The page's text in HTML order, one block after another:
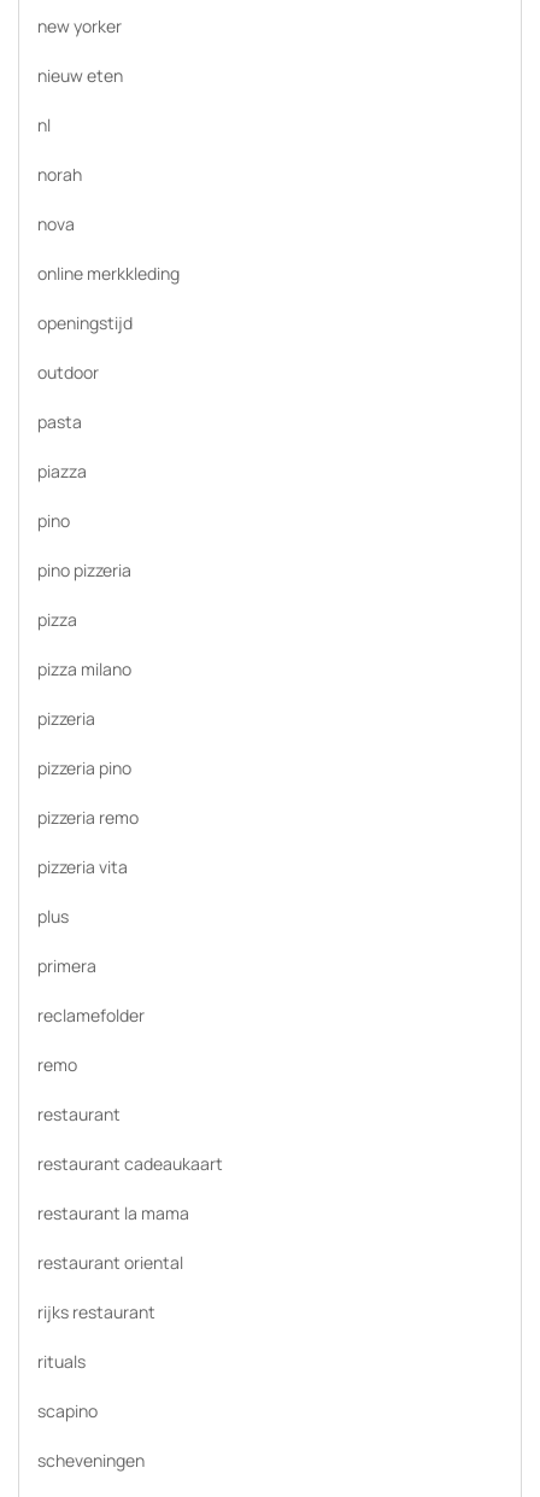
new yorker
nieuw eten
nl
norah
nova
online merkkleding
openingstijd
outdoor
pasta
piazza
pino
pino pizzeria
pizza
pizza milano
pizzeria
pizzeria pino
pizzeria remo
pizzeria vita
plus
primera
reclamefolder
remo
restaurant
restaurant cadeaukaart
restaurant la mama
restaurant oriental
rijks restaurant
rituals
scapino
scheveningen